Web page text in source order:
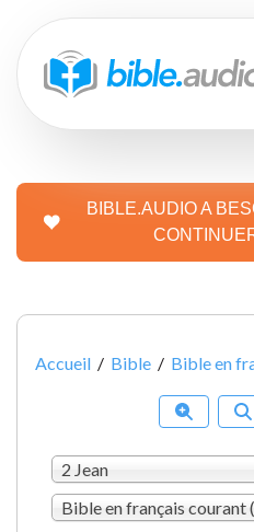
BIBLE.AUDIO A
Accueil / Bible / Bible en
2 Jean
Bible en français courant